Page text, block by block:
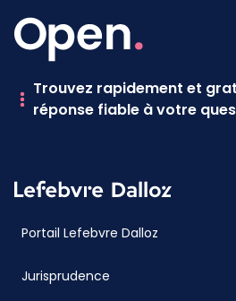
Trouvez rapidement et
réponse fiable à votre
Portail Lefebvre Dalloz
Jurisprudence